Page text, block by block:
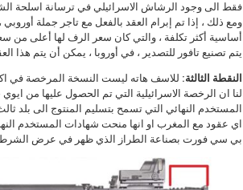
فقط الى وجود الرشاش الاسرائيلي في ترسانة اسلحة
ومع ذلك ، إذا تم إبرام العقد بالفعل مع تاجر جملة
أساسية أكثر تكلفة ، والتي كان سعر الرف لها أعلى من
يتم تصنيع تافور للتصدير ، في أوروبا ، يمكن أن يتم هذا
النقطة الثالثة: للاسف هاته ليست النسخة المرخصة في
لنا ان الرخصة الاسرائيلية التي تم الحصول عليها من
المستخدم النهائي التي تسمح بتسليم المنتوج الى بلد
اي عقود مع المغرب او انها منحت شهادات المستخدم
بي سي فورت بصناعة الطراز الذي ظهر في عرض الشرطة المغربية يوم 16 ماي